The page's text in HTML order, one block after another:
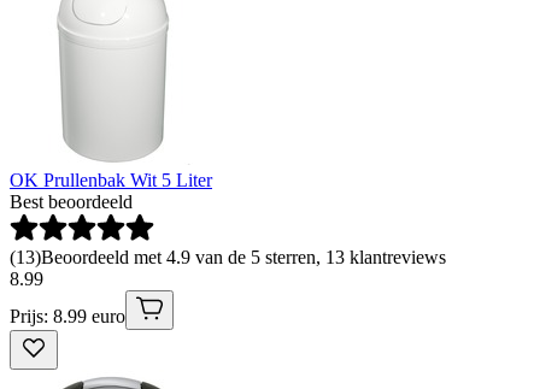
OK Prullenbak Wit 5 Liter
Best beoordeeld
(13)Beoordeeld met 4.9 van de 5 sterren, 13 klantreviews
8.99
Prijs: 8.99 euro